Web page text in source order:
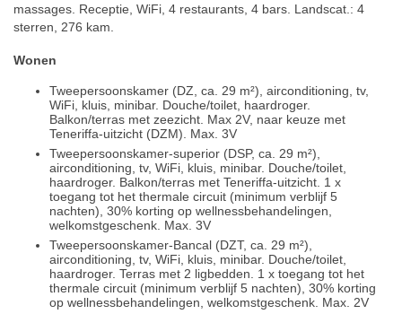
massages. Receptie, WiFi, 4 restaurants, 4 bars. Landscat.: 4
sterren, 276 kam.
Wonen
Tweepersoonskamer (DZ, ca. 29 m²), airconditioning, tv,
WiFi, kluis, minibar. Douche/toilet, haardroger.
Balkon/terras met zeezicht. Max 2V, naar keuze met
Teneriffa-uitzicht (DZM). Max. 3V
Tweepersoonskamer-superior (DSP, ca. 29 m²),
airconditioning, tv, WiFi, kluis, minibar. Douche/toilet,
haardroger. Balkon/terras met Teneriffa-uitzicht. 1 x
toegang tot het thermale circuit (minimum verblijf 5
nachten), 30% korting op wellnessbehandelingen,
welkomstgeschenk. Max. 3V
Tweepersoonskamer-Bancal (DZT, ca. 29 m²),
airconditioning, tv, WiFi, kluis, minibar. Douche/toilet,
haardroger. Terras met 2 ligbedden. 1 x toegang tot het
thermale circuit (minimum verblijf 5 nachten), 30% korting
op wellnessbehandelingen, welkomstgeschenk. Max. 2V